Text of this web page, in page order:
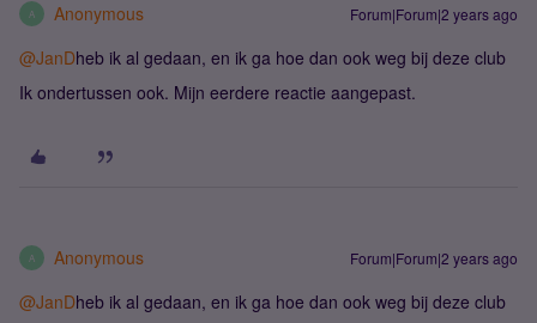
A Anonymous Forum|Forum|2 years ago
@JanDheb ik al gedaan, en ik ga hoe dan ook weg bij deze club
Ik ondertussen ook. Mijn eerdere reactie aangepast.
A Anonymous Forum|Forum|2 years ago
@JanDheb ik al gedaan, en ik ga hoe dan ook weg bij deze club